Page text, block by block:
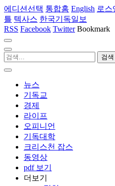
에디션선택 통합홈 English 로스
틀 텍사스 한국기독일보
RSS Facebook Twitter Bookmark
뉴스
기독교
경제
라이프
오피니언
기독대학
크리스천 잡스
동영상
pdf 보기
더보기